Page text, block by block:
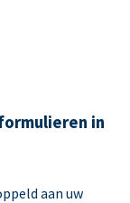
in
aan uw